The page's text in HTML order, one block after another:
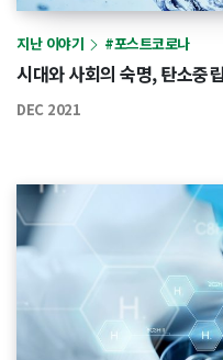
지난 이야기 #포스트코로나
시대와 사회의 숙명, 탄소중립
DEC 2021